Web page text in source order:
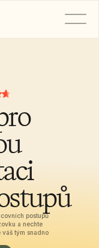
postupů
a nechte
tým snadno